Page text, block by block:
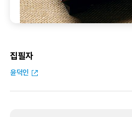
집필자
윤덕인